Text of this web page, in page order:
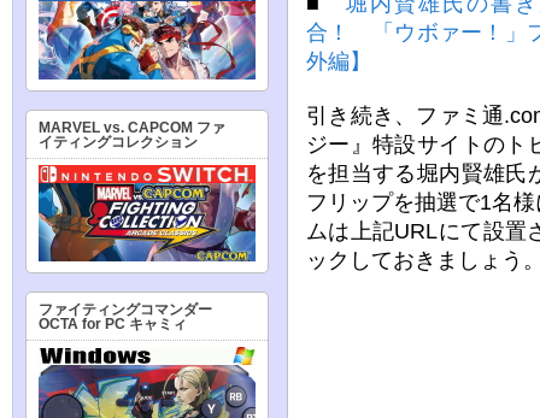
合！ 「ウボァー！」
外編】
引き続き、ファミ通
ジー』特設サイトのト
を担当する堀内賢雄氏
フリップを抽選で1名
ムは上記URLにて設置
ックしておきましょう
MARVEL vs. CAPCOM ファ
イティングコレクション
ファイティングコマンダー
OCTA for PC キャミィ